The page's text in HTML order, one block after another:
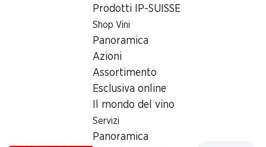
Prodotti IP-SUISSE
Shop Vini
Panoramica
Azioni
Assortimento
Esclusiva online
Il mondo del vino
Servizi
Panoramica
Orari di apertura